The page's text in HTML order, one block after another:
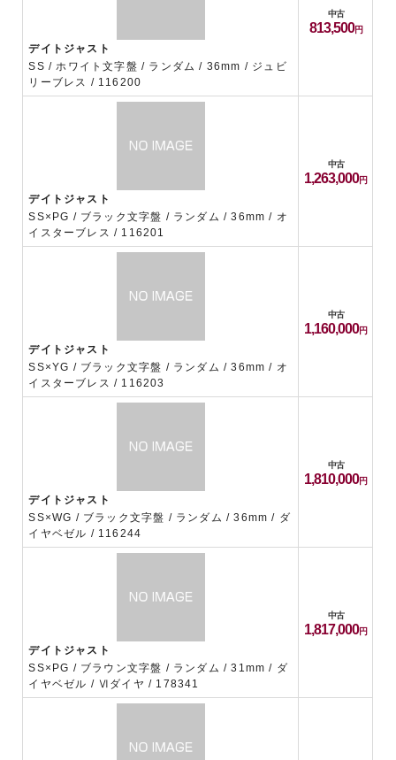
デイトジャスト
SS / ホワイト文字盤 / ランダム / 36mm / ジュビ
リーブレス / 116200
中古
813,500
デイトジャスト
SS×PG / ブラック文字盤 / ランダム / 36mm / オ
イスターブレス / 116201
中古
1,263,000
デイトジャスト
SS×YG / ブラック文字盤 / ランダム / 36mm / オ
イスターブレス / 116203
中古
1,160,000
デイトジャスト
SS×WG / ブラック文字盤 / ランダム / 36mm / ダ
イヤベゼル / 116244
中古
1,810,000
デイトジャスト
SS×PG / ブラウン文字盤 / ランダム / 31mm / ダ
イヤベゼル / Ⅵダイヤ / 178341
中古
1,817,000